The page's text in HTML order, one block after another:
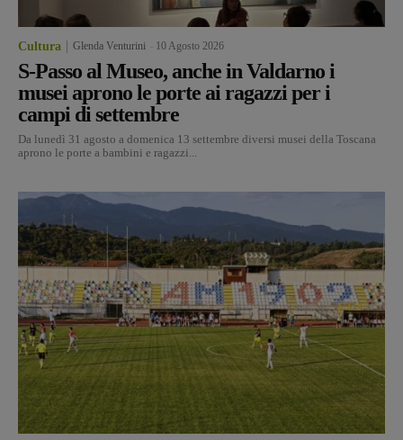
Cultura Glenda Venturini 10 Agosto 2026
S-Passo al Museo, anche in Valdarno i
musei aprono le porte ai ragazzi per i
campi di settembre
Da lunedì 31 agosto a domenica 13 settembre diversi musei della Toscana
aprono le porte a bambini e ragazzi...